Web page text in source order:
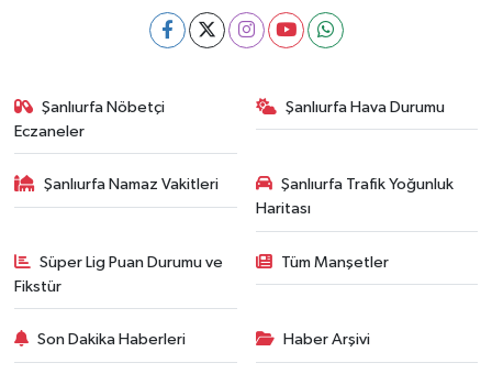
Şanlıurfa Nöbetçi
Eczaneler
Şanlıurfa Hava Durumu
Şanlıurfa Namaz Vakitleri
Şanlıurfa Trafik Yoğunluk
Haritası
Süper Lig Puan Durumu ve
Fikstür
Tüm Manşetler
Son Dakika Haberleri Haber Arşivi